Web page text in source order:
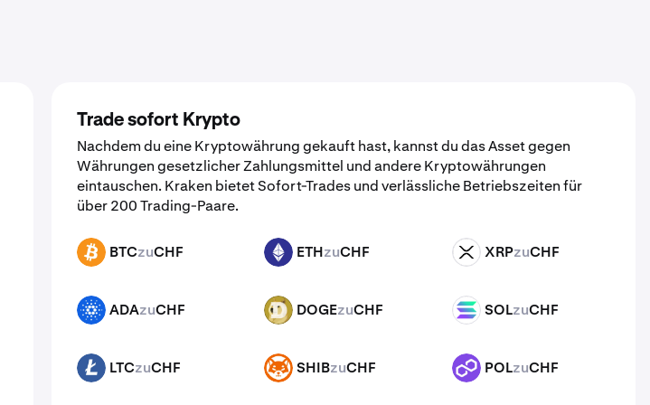
Trade sofort Krypto
Nachdem du eine Kryptowährung gekauft hast, kannst du das Asset gegen
Währungen gesetzlicher Zahlungsmittel und andere Kryptowährungen
eintauschen. Kraken bietet Sofort-Trades und verlässliche Betriebszeiten für
über 200 Trading-Paare.
BTC BTCzuCHF ETH ETHzuCHF XRP XRPzuCHF
ADA ADAzuCHF DOGE DOGEzuCHF SOL SOLzuCHF
LTC LTCzuCHF SHIB SHIBzuCHF POL POLzuCHF